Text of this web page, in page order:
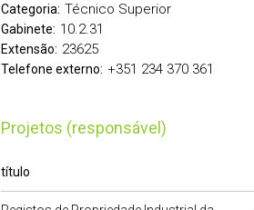
Categoria: Técnico Superior
Gabinete: 10.2.31
Extensão: 23625
Telefone externo: +351 234 370 361
Projetos (responsável)
título